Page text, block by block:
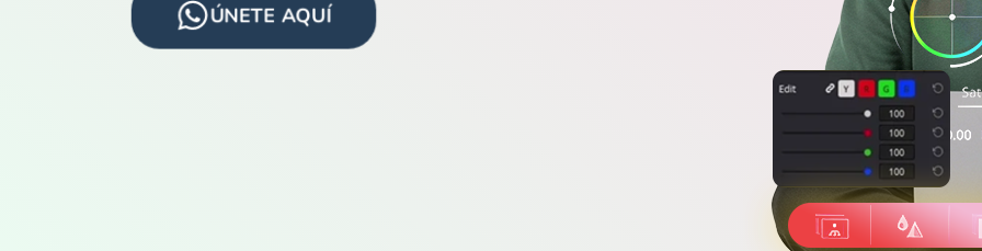
ÚNETE AQUÍ